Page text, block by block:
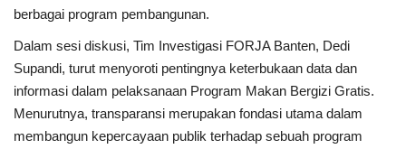
berbagai program pembangunan.
Dalam sesi diskusi, Tim Investigasi FORJA Banten, Dedi
Supandi, turut menyoroti pentingnya keterbukaan data dan
informasi dalam pelaksanaan Program Makan Bergizi Gratis.
Menurutnya, transparansi merupakan fondasi utama dalam
membangun kepercayaan publik terhadap sebuah program